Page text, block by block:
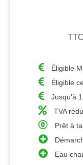
Éligible
Éligible
Jusqu'à
TVA
Prêt à
Eau